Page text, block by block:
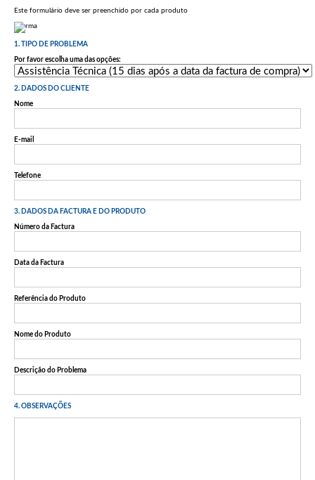
Este formulário deve ser preenchido por cada produto
1. TIPO DE PROBLEMA
Por favor escolha uma das opções:
2. DADOS DO CLIENTE
Nome
E-mail
Telefone
3. DADOS DA FACTURA E DO PRODUTO
Número da Factura
Data da Factura
Referência do Produto
Nome do Produto
Descrição do Problema
4. OBSERVAÇÕES